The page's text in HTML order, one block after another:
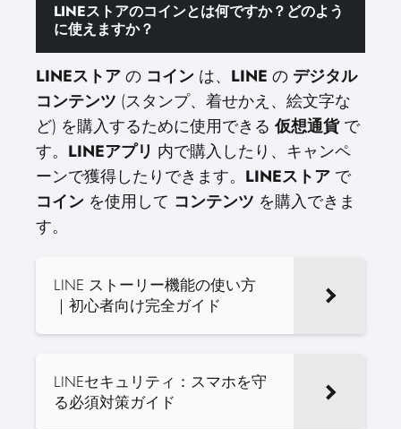
LINEストアのコインとは何ですか？どのよう
に使えますか？
LINEストアの コイン は、 LINE の デジタル
コンテンツ (スタンプ、着せかえ、絵文字な
ど) を購入するために使用できる仮想通貨で
す。 LINEアプリ 内で購入したり、キャンペ
ーンで獲得したりできます。 LINEストア で
コイン を使用して コンテンツ を購入できま
す。
LINE ストーリー機能の使い方
｜初心者向け完全ガイド
LINEセキュリティ：スマホを守
る必須対策ガイド